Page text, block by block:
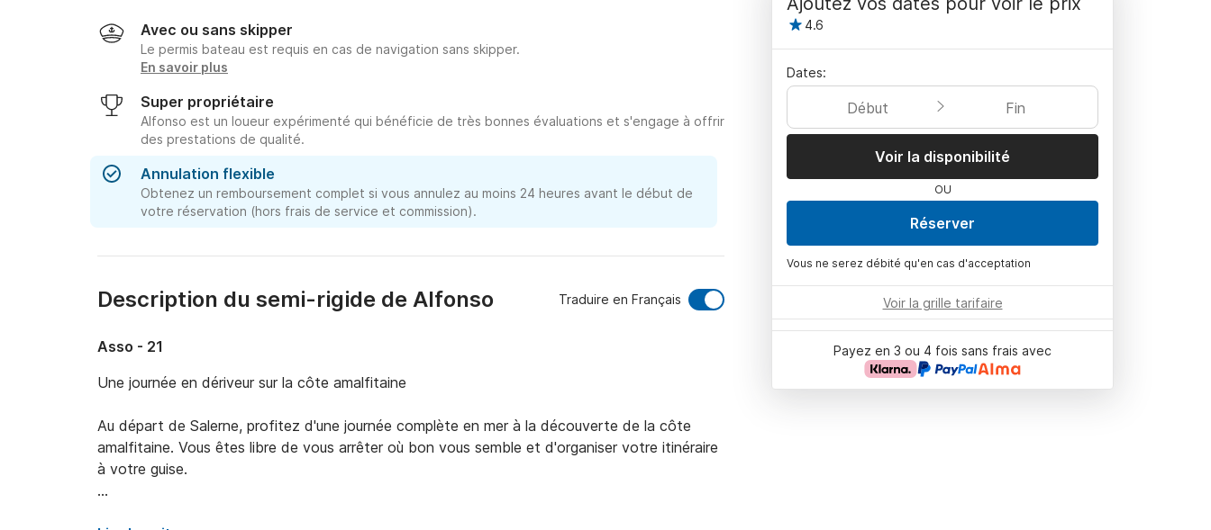
Avec ou sans skipper
Le permis bateau est requis en cas de navigation sans skipper.
En savoir plus
Super propriétaire
Alfonso est un loueur expérimenté qui bénéficie de très bonnes évaluations et s'engage à offrir
des prestations de qualité.
Annulation flexible
Obtenez un remboursement complet si vous annulez au moins 24 heures avant le début de
votre réservation (hors frais de service et commission).
Description du semi-rigide de Alfonso Traduire en Français
Asso - 21
Une journée en dériveur sur la côte amalfitaine
Au départ de Salerne, profitez d'une journée complète en mer à la découverte de la côte
amalfitaine. Vous êtes libre de vous arrêter où bon vous semble et d'organiser votre itinéraire
à votre guise.
4.6
Dates:
Début Fin
Voir la disponibilité
OU
Réserver
Vous ne serez débité qu'en cas d'acceptation
Voir la grille tarifaire
Payez en 3 ou 4 fois sans frais avec